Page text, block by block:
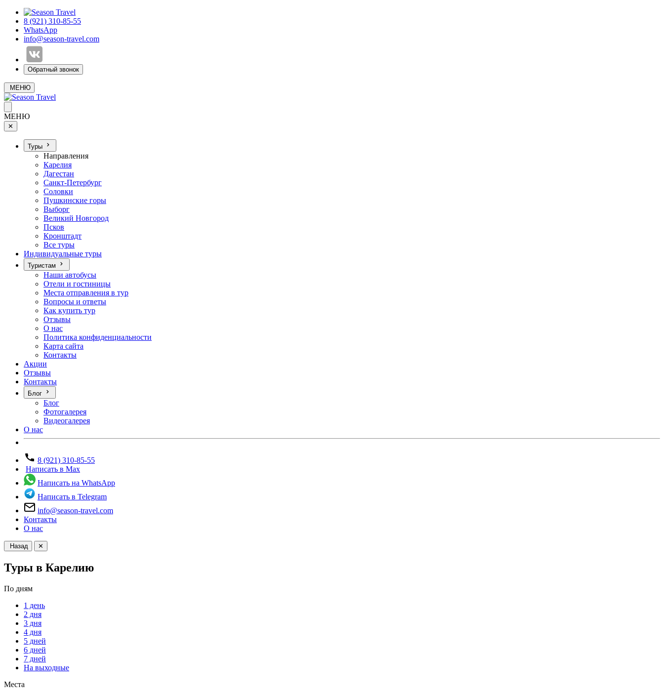
8 (921) 310-85-55
WhatsApp
info@season-travel.com
Обратный звонок
МЕНЮ
МЕНЮ
✕
Туры
Направления
Карелия
Дагестан
Санкт-Петербург
Соловки
Пушкинские горы
Выборг
Великий Новгород
Псков
Кронштадт
Все туры
Индивидуальные туры
Туристам
Наши автобусы
Отели и гостиницы
Места отправления в тур
Вопросы и ответы
Как купить тур
Отзывы
О нас
Политика конфиденциальности
Карта сайта
Контакты
Акции
Отзывы
Контакты
Блог
Блог
Фотогалерея
Видеогалерея
О нас
8 (921) 310-85-55
Написать в Max
Написать на WhatsApp
Написать в Telegram
info@season-travel.com
Контакты
О нас
Назад ✕
Туры в Карелию
По дням
1 день
2 дня
3 дня
4 дня
5 дней
6 дней
7 дней
На выходные
Места